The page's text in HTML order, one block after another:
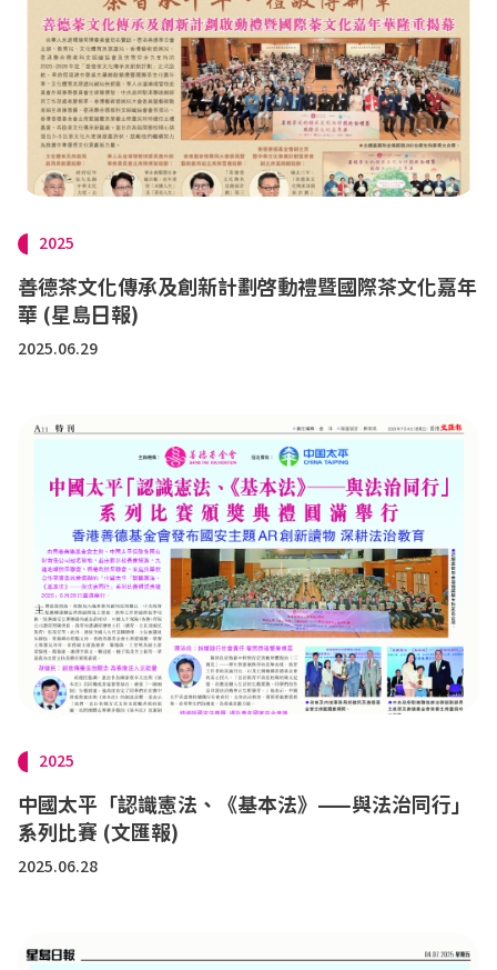
2025
善德茶文化傳承及創新計劃啓動禮暨國際茶文化嘉年
華 (星島日報)
2025.06.29
2025
中國太平「認識憲法、《基本法》——與法治同行」
系列比賽 (文匯報)
2025.06.28